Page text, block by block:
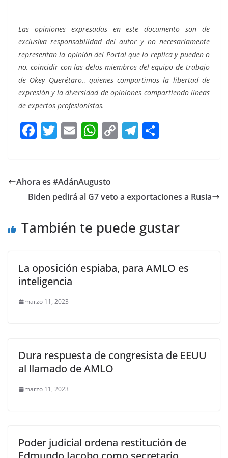
Las opiniones expresadas en este documento son de
exclusiva responsabilidad del autor y no necesariamente
representan la opinión del Portal que lo replica y pueden o
no, coincidir con las delos miembros del equipo de trabajo
de Okey Querétaro., quienes compartimos la libertad de
expresión y la diversidad de opiniones compartiendo líneas
de expertos profesionistas.
F
e
b
o
T
er
E
l
W
s
A
p
C
Li
k
T
a
Ahora es #AdánAugusto
Biden pedirá al G7 veto a exportaciones a Rusia
También te puede gustar
La oposición espiaba, para AMLO es
inteligencia
marzo 11, 2023
Dura respuesta de congresista de EEUU
al llamado de AMLO
marzo 11, 2023
Poder judicial ordena restitución de